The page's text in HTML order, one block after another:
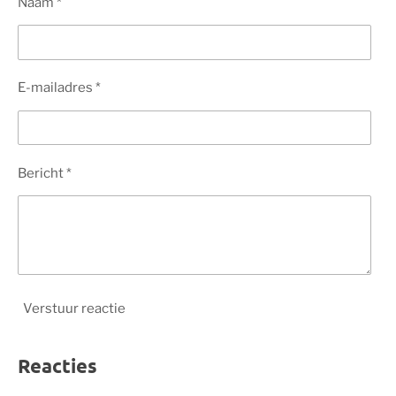
E-mailadres *
Bericht *
Verstuur reactie
Reacties